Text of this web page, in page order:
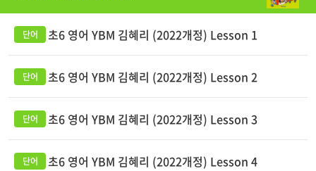
초6 영어 YBM 김혜리 (2022개정) Lesson 1
초6 영어 YBM 김혜리 (2022개정) Lesson 2
초6 영어 YBM 김혜리 (2022개정) Lesson 3
초6 영어 YBM 김혜리 (2022개정) Lesson 4